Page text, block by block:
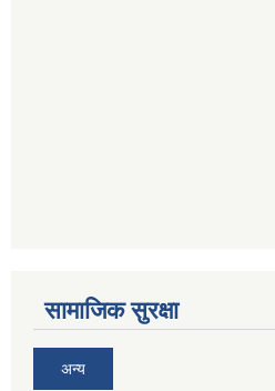
सामाजिक सुरक्षा
अन्य